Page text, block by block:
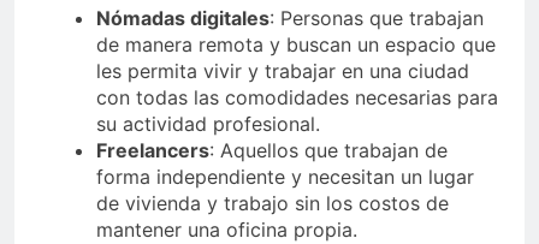
Nómadas digitales: Personas que trabajan
de manera remota y buscan un espacio que
les permita vivir y trabajar en una ciudad
con todas las comodidades necesarias para
su actividad profesional.
Freelancers: Aquellos que trabajan de
forma independiente y necesitan un lugar
de vivienda y trabajo sin los costos de
mantener una oficina propia.